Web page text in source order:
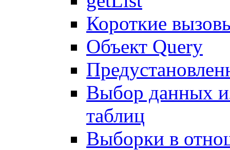
Короткие
Объект Query
Выбор данных
таблиц
Выборки в